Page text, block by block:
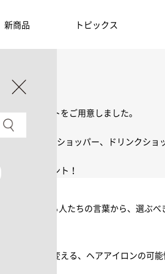
新商品 トピックス
に。
リーブセットをご用意しました。
、ピンク色のショッパー、ドリンクショ
ーをプレゼント！
さを追求する人たちの言葉から、選ぶべ
いう概念を変える、ヘアアイロンの可能